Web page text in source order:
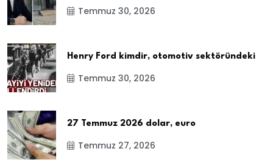
Temmuz 30, 2026
Henry Ford kimdir, otomotiv sektöründeki
Temmuz 30, 2026
27 Temmuz 2026 dolar, euro
Temmuz 27, 2026